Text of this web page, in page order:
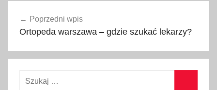
wpisu
Poprzedni wpis
Ortopeda warszawa – gdzie szukać lekarzy?
Szukaj: